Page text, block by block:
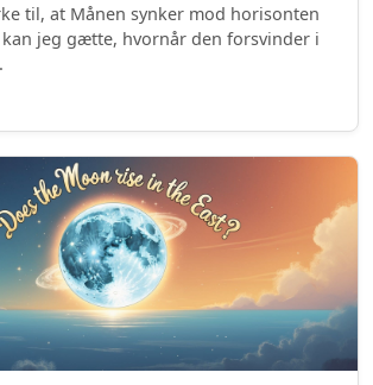
til, at Månen synker mod horisonten
jeg gætte, hvornår den forsvinder i